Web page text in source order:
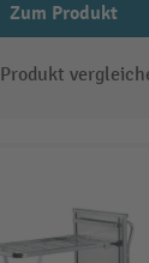
Zum Produkt
Produkt